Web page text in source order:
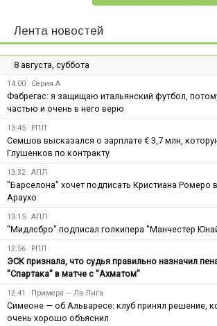
Лента новостей
8 августа, суббота
14:00 Серия А
Фабрегас: я защищаю итальянский футбол,
частью и очень в него верю
13:45 РПЛ
Семшов высказался о зарплате € 3,7 млн,
Глушенков по контракту
13:32 АПЛ
"Барселона" хочет подписать Кристиана Ромеро
Араухо
13:15 АПЛ
"Мидлсбро" подписал голкипера "Манчестер
12:56 РПЛ
ЭСК признала, что судья правильно назначил
"Спартака" в матче с "Ахматом"
12:41 Примера — Ла-Лига
Симеоне — об Альваресе: клуб принял решение,
очень хорошо объяснил